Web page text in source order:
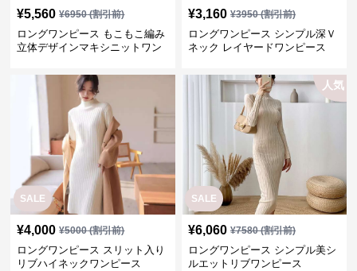
¥5,560 ¥6950(割引前)
ロングワンピース もこもこ編み
立体デザインマキシニットワン
¥3,160 ¥3950(割引前)
ロングワンピース シンプル深Ｖ
ネック レイヤードワンピース
SALE
¥4,000 ¥5000(割引前)
ロングワンピース スリット入り
リブハイネックワンピース
SALE
人気
¥6,060 ¥7580(割引前)
ロングワンピース シンプル美シ
ルエットリブワンピース